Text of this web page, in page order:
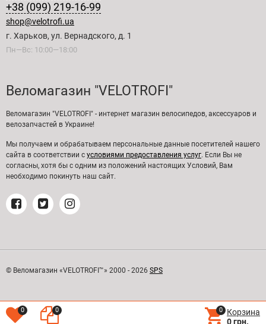
+38 (099) 219-16-99
shop@velotrofi.ua
г. Харьков, ул. Вернадского, д. 1
Пн—Вс: 10:00—18:00
Веломагазин "VELOTROFI"
Веломагазин "VELOTROFI" - интернет магазин велосипедов, аксессуаров и
велозапчастей в Украине!
Мы получаем и обрабатываем персональные данные посетителей нашего
сайта в соответствии с условиями предоставления услуг. Если Вы не
согласны, хотя бы с одним из положений настоящих Условий, Вам
необходимо покинуть наш сайт.
© Веломагазин «VELOTROFI™» 2000 - 2026 SPS
0 0 0
Корзина
0 грн.